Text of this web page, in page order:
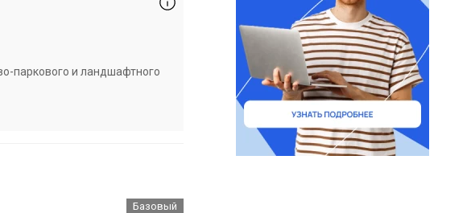
паркового и ландшафтного
Базовый